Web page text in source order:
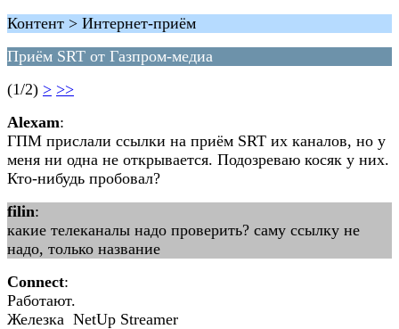
Контент > Интернет-приём
Приём SRT от Газпром-медиа
(1/2) > >>
Alexam:
ГПМ прислали ссылки на приём SRT их каналов, но у
меня ни одна не открывается. Подозреваю косяк у них.
Кто-нибудь пробовал?
filin:
какие телеканалы надо проверить? саму ссылку не
надо, только название
Connect:
Работают.
Железка NetUp Streamer